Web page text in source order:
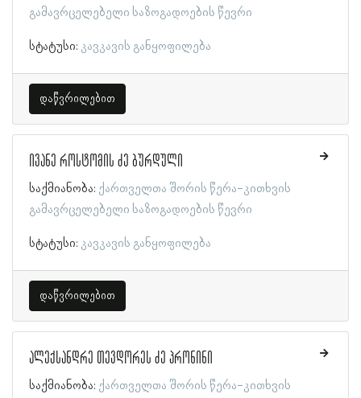
გამავრცელებელი საზოგადოების წევრი
სტატუსი: კავკავის განყოფილება
დაწვრილებით
ივანე როსტომის ძე ბურდული
საქმიანობა: ქართველთა შორის წერა-კითხვის
გამავრცელებელი საზოგადოების წევრი
სტატუსი: კავკავის განყოფილება
დაწვრილებით
ალექსანდრე თევდორეს ძე პრონინი
საქმიანობა: ქართველთა შორის წერა-კითხვის